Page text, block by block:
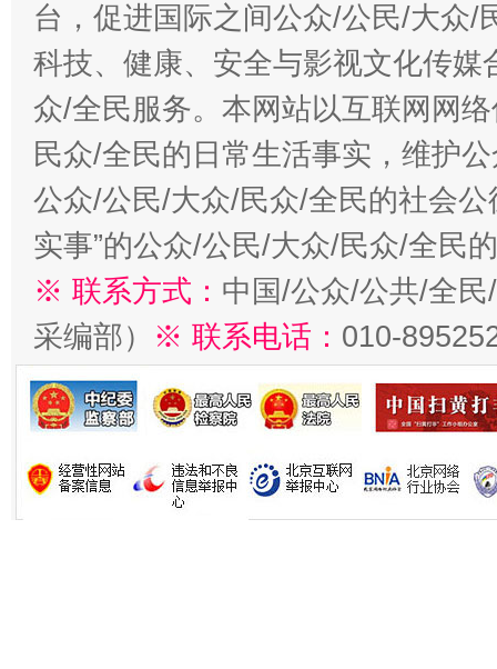
台，促进国际之间公众/公民/大众/
科技、健康、安全与影视文化传
众/全民服务。本网站以互联网网
民众/全民的日常生活事实，维护
公众/公民/大众/民众/全民的社会公
实事”的公众/公民/大众/民众/全民
※ 联系方式： 中国/公众/公共/全
采编部） ※ 联系电话： 010-